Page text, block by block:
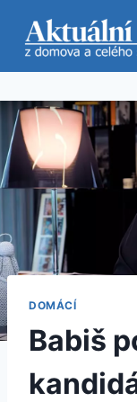
obsah
DOMÁCÍ
Babiš